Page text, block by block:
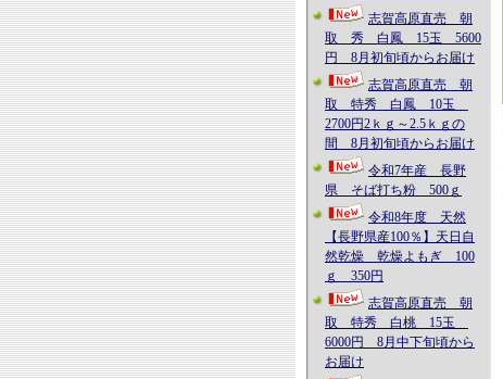
志賀高原直売 朝
取 秀 白鳳 15玉 5600
円 8月初旬頃からお届け
志賀高原直売 朝
取 特秀 白鳳 10玉
2700円2ｋｇ～2.5ｋｇの
間 8月初旬頃からお届け
令和7年産 長野
県 そば打ち粉 500ｇ
令和8年度 天然
【長野県産100％】天日自
然乾燥 乾燥よもぎ 100
ｇ 350円
志賀高原直売 朝
取 特秀 白桃 15玉
6000円 8月中下旬頃から
お届け